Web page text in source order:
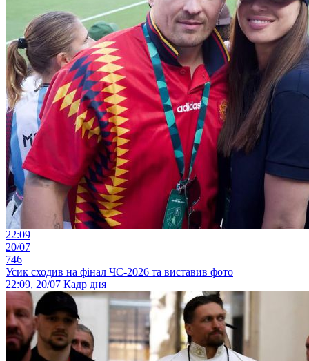
22:09
20/07
746
Усик сходив на фінал ЧС-2026 та виставив фото
22:09, 20/07 Кадр дня